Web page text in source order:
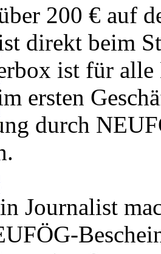
200 € auf
direkt beim
ist für alle
ersten
durch
Journalist